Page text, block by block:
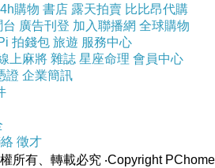
不知名醬汁、香菜，光醬汁就很
購物 書店 露天拍賣 比比昂代購
廣告刊登 加入聯播網 全球購物
拍錢包 旅遊 服務中心
上麻將 雜誌 星座命理 會員中心
證 企業簡訊
徵才
所有、轉載必究 ‧Copyright PChome